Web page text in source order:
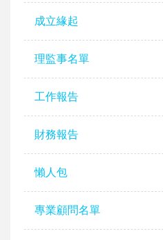
成立緣起
理監事名單
工作報告
財務報告
懶人包
專業顧問名單